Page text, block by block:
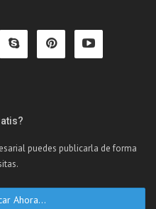
puedes publicarla de forma
Ahora...